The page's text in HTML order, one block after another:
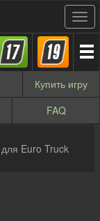
Купить игру
FAQ
Euro Truck